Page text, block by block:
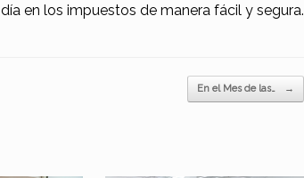
en los impuestos de manera fácil y segura.
En el Mes de las… →